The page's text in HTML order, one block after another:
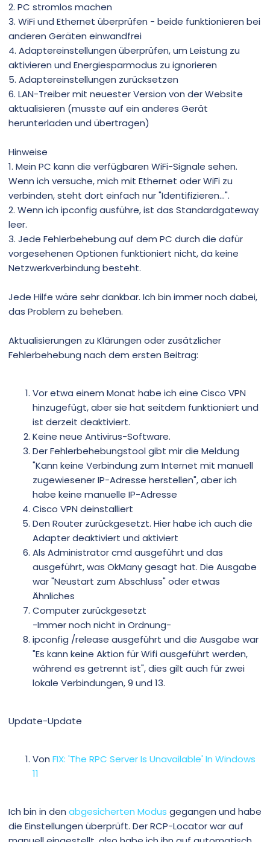
2. PC stromlos machen
3. WiFi und Ethernet überprüfen - beide funktionieren bei
anderen Geräten einwandfrei
4. Adaptereinstellungen überprüfen, um Leistung zu
aktivieren und Energiesparmodus zu ignorieren
5. Adaptereinstellungen zurücksetzen
6. LAN-Treiber mit neuester Version von der Website
aktualisieren (musste auf ein anderes Gerät
herunterladen und übertragen)
Hinweise
1. Mein PC kann die verfügbaren WiFi-Signale sehen.
Wenn ich versuche, mich mit Ethernet oder WiFi zu
verbinden, steht dort einfach nur "Identifizieren...".
2. Wenn ich ipconfig ausführe, ist das Standardgateway
leer.
3. Jede Fehlerbehebung auf dem PC durch die dafür
vorgesehenen Optionen funktioniert nicht, da keine
Netzwerkverbindung besteht.
Jede Hilfe wäre sehr dankbar. Ich bin immer noch dabei,
das Problem zu beheben.
Aktualisierungen zu Klärungen oder zusätzlicher
Fehlerbehebung nach dem ersten Beitrag:
Vor etwa einem Monat habe ich eine Cisco VPN
hinzugefügt, aber sie hat seitdem funktioniert und
ist derzeit deaktiviert.
Keine neue Antivirus-Software.
Der Fehlerbehebungstool gibt mir die Meldung
"Kann keine Verbindung zum Internet mit manuell
zugewiesener IP-Adresse herstellen", aber ich
habe keine manuelle IP-Adresse
Cisco VPN deinstalliert
Den Router zurückgesetzt. Hier habe ich auch die
Adapter deaktiviert und aktiviert
Als Administrator cmd ausgeführt und das
ausgeführt, was OkMany gesagt hat. Die Ausgabe
war "Neustart zum Abschluss" oder etwas
Ähnliches
Computer zurückgesetzt
-Immer noch nicht in Ordnung-
ipconfig /release ausgeführt und die Ausgabe war
"Es kann keine Aktion für Wifi ausgeführt werden,
während es getrennt ist", dies gilt auch für zwei
lokale Verbindungen, 9 und 13.
Update-Update
Von FIX: 'The RPC Server Is Unavailable' In Windows
11
Ich bin in den abgesicherten Modus gegangen und habe
die Einstellungen überprüft. Der RCP-Locator war auf